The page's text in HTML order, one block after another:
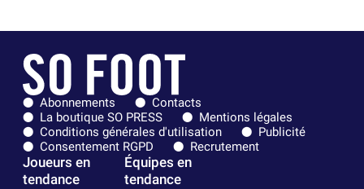
Abonnements
Contacts
La boutique SO PRESS
Mentions légales
Conditions générales d'utilisation
Publicité
Consentement RGPD
Recrutement
Joueurs en
tendance
Équipes en
tendance